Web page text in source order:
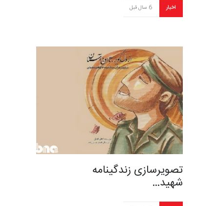
اخبار 6 سال قبل
تصویرسازی زندگینامه
شهید…